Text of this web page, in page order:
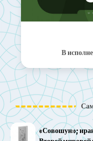
‌В
«Совошун»;